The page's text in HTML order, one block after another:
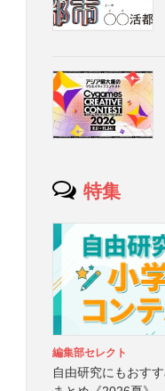
特集
編集部セレクト
自由研究にもおす